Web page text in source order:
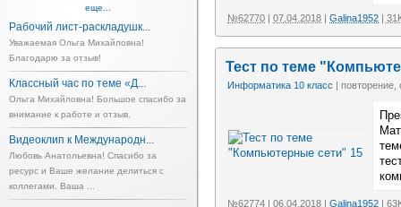
еще...
Рабочий лист-раскладушк...
Уважаемая Ольга Михайловна!
Благодарю за отзыв!
Классный час по теме «Д...
Ольга Михайловна! Большое спасибо за
внимание к работе и отзыв.
Видеоклип к Международн...
Любовь Анатольевна! Спасибо за
ресурс и Ваше желание делиться с
коллегами. Ваша ...
№62770 | 07.04.2018 | Galina1952 |
Тест по теме
Информатика 10 класс | повторение,
№62774 | 06.04.2018 | Galina1952 |